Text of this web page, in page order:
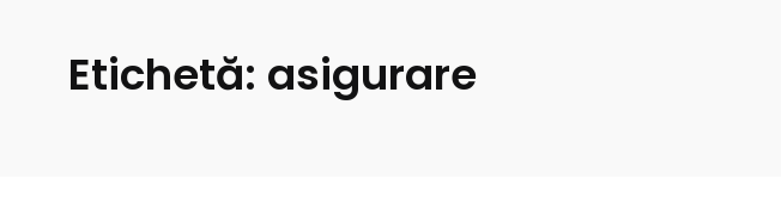
Etichetă: asigurare